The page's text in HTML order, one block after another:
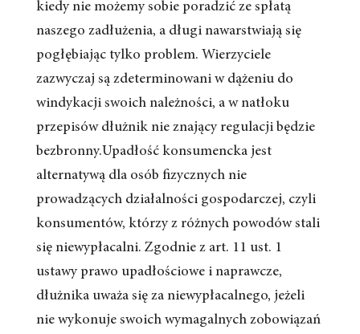
kiedy nie możemy sobie poradzić ze spłatą
naszego zadłużenia, a długi nawarstwiają się
pogłębiając tylko problem. Wierzyciele
zazwyczaj są zdeterminowani w dążeniu do
windykacji swoich należności, a w natłoku
przepisów dłużnik nie znający regulacji będzie
bezbronny.Upadłość konsumencka jest
alternatywą dla osób fizycznych nie
prowadzących działalności gospodarczej, czyli
konsumentów, którzy z różnych powodów stali
się niewypłacalni. Zgodnie z art. 11 ust. 1
ustawy prawo upadłościowe i naprawcze,
dłużnika uważa się za niewypłacalnego, jeżeli
nie wykonuje swoich wymagalnych zobowiązań